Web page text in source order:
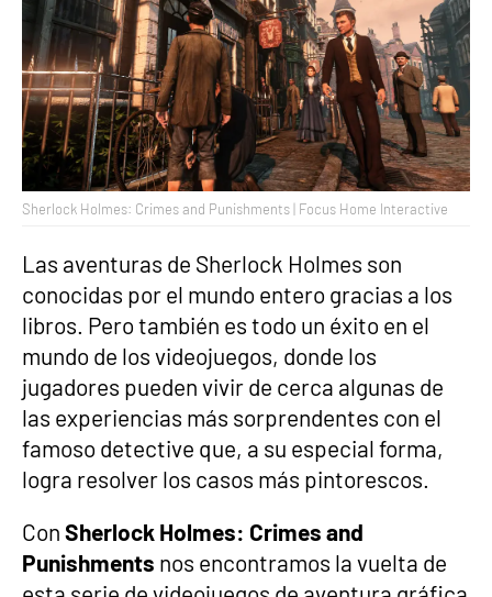
Sherlock Holmes: Crimes and Punishments | Focus Home Interactive
Las aventuras de Sherlock Holmes son
conocidas por el mundo entero gracias a los
libros. Pero también es todo un éxito en el
mundo de los videojuegos, donde los
jugadores pueden vivir de cerca algunas de
las experiencias más sorprendentes con el
famoso detective que, a su especial forma,
logra resolver los casos más pintorescos.
Con Sherlock Holmes: Crimes and
Punishments nos encontramos la vuelta de